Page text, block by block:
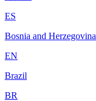
ES
Bosnia and Herzegovina
EN
Brazil
BR